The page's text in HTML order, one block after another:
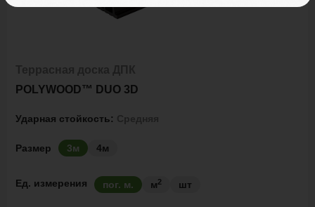
POLYWOOD™ DUO 3D
Ударная стойкость:
Размер 3м 4м
Ед. измерения пог. м. м2 шт